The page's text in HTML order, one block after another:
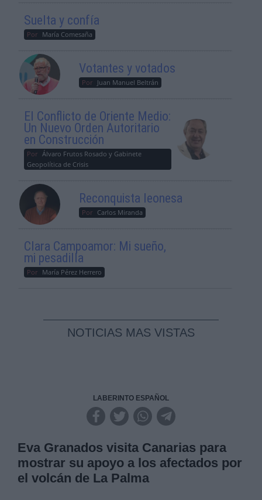
Suelta y confía
Por María Comesaña
Votantes y votados
Por Juan Manuel Beltrán
El Conflicto de Oriente Medio:
Un Nuevo Orden Autoritario
en Construcción
Por Álvaro Frutos Rosado y Gabinete
Geopolítica de Crisis
Reconquista leonesa
Por Carlos Miranda
Clara Campoamor: Mi sueño,
mi pesadilla
Por María Pérez Herrero
NOTICIAS MAS VISTAS
LABERINTO ESPAÑOL
Eva Granados visita Canarias para
mostrar su apoyo a los afectados por
el volcán de La Palma